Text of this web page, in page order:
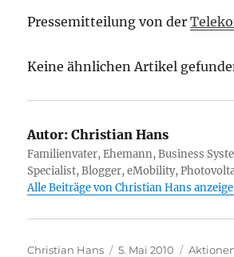
Pressemitteilung von der
Keine ähnlichen Artikel
Autor: Christian Hans
Familienvater, Ehemann, Business
Specialist, Blogger, eMobility,
Alle Beiträge von Christian Hans
Autor
Christian Hans
Veröffentlicht
5. Mai 2010